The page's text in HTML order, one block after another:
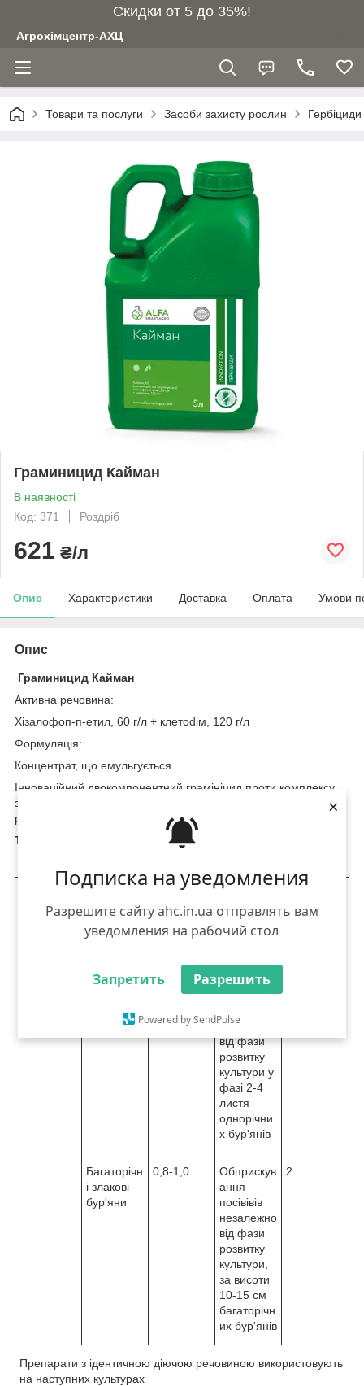
Подписка на уведомления
Разрешите сайту ahc.in.ua отправлять вам
уведомления на рабочий стол
Запретить Разрешить
Powered by SendPulse
×
Скидки от 5 до 35%!
Агрохімцентр-АХЦ
Товари та послуги Засоби захисту рослин Гербіциди
Граминицид Кайман
В наявності
Код: 371
Роздріб
621 ₴/л
Опис Характеристики Доставка Оплата Умови
Опис
Граминицид Кайман
Активна речовина:
Хізалофоп-п-етил, 60 г/л + клетоdiм, 120 г/л
Формуляція:
Концентрат, що емульгується
Інноваційний двокомпонентний грамініцид проти комплексу
злакових бур'янів із високою селективністю до культурних
рослин.
Тара 5 л
витрати
препарату
обробленн
я
мальна
Однорічні
бур'яни
0,6-0,8
Обприскув
ання
незалежно
від фази
розвитку
культури у
фазі 2-4
листя
однорічни
х бур'янів
Багаторічн
і злакові
бур'яни
0,8-1,0
Обприскув
ання
посівівів
незалежно
від фази
розвитку
культури,
за висоти
10-15 см
багаторічн
их бур'янів
2
Препарати з ідентичною діючою речовиною використовують
на наступних культурах